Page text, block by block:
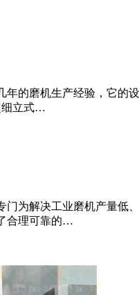
年的磨机生产经验，它的
细立式…
门为解决工业磨机产量低
合理可靠的…